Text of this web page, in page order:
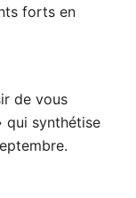
forts en
de vous
qui synthétise